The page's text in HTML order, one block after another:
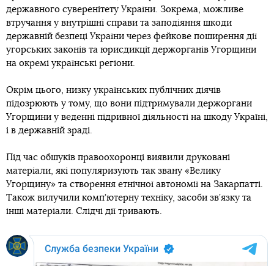
державного суверенітету України. Зокрема, можливе
втручання у внутрішні справи та заподіяння шкоди
державній безпеці України через фейкове поширення дії
угорських законів та юрисдикції держорганів Угорщини
на окремі українські регіони.
Окрім цього, низку українських публічних діячів
підозрюють у тому, що вони підтримували держоргани
Угорщини у веденні підривної діяльності на шкоду Україні,
і в державній зраді.
Під час обшуків правоохоронці виявили друковані
матеріали, які популяризують так звану «Велику
Угорщину» та створення етнічної автономії на Закарпатті.
Також вилучили комп’ютерну техніку, засоби зв’язку та
інші матеріали. Слідчі дії тривають.